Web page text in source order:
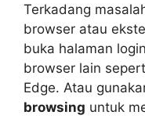
Terkadang
browser atau
buka halaman
browser lain
Edge. Atau
browsing untuk